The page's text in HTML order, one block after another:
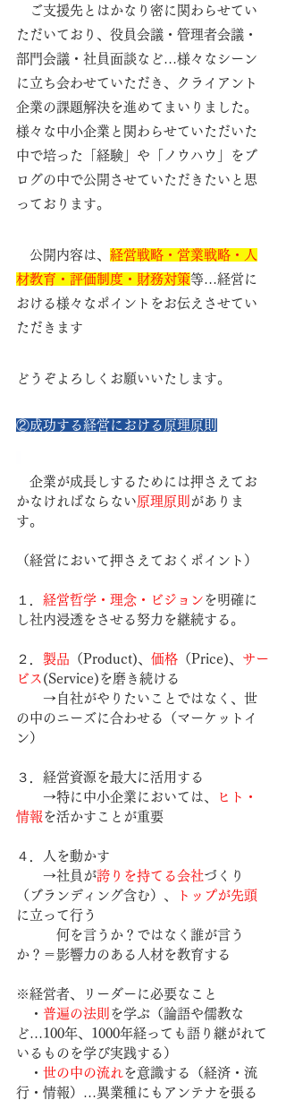
ご支援先とはかなり密に関わらせてい
ただいており、役員会議・管理者会議・
部門会議・社員面談など…様々なシーン
に立ち会わせていただき、クライアント
企業の課題解決を進めてまいりました。
様々な中小企業と関わらせていただいた
中で培った「経験」や「ノウハウ」をブ
ログの中で公開させていただきたいと思
っております。
公開内容は、 経営戦略・営業戦略・人
材教育・評価制度・財務対策等…経営に
おける様々なポイントをお伝えさせてい
ただきます
どうぞよろしくお願いいたします。
②成功する経営における原理原則
企業が成長しするためには押さえてお
かなければならない原理原則 がありま
す。
（経営において押さえておくポイント）
１． 経営哲学・理念・ビジョン を明確に
し社内浸透をさせる努力を継続する。
２． 製品 （Product)、 価格 （Price)、 サー
ビス (Service)を磨き続ける
→自社がやりたいことではなく、世
の中のニーズに合わせる（マーケットイ
ン）
３．経営資源を最大に活用する
→特に中小企業においては、
ヒト・
情報 を活かすことが重要
４．人を動かす
→社員が誇りを持てる会社づくり
（ブランディング含む）、
トップが先頭
に立って行う
何を言うか？ではなく誰が言う
か？＝影響力のある人材を教育する
※経営者、リーダーに必要なこと
・ 普遍の法則 を学ぶ（論語や儒教な
ど…100年、1000年経っても語り継がれて
いるものを学び実践する）
・ 世の中の流れを意識する（経済・流
行・情報）…異業種にもアンテナを張る